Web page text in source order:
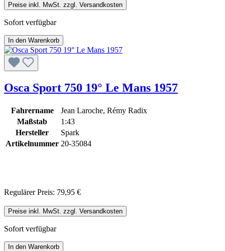
Preise inkl. MwSt. zzgl. Versandkosten
Sofort verfügbar
In den Warenkorb
Osca Sport 750 19° Le Mans 1957
Fahrername
Jean Laroche, Rémy Radix
Maßstab
1:43
Hersteller
Spark
Artikelnummer 20-35084
Regulärer Preis: 79,95 €
Preise inkl. MwSt. zzgl. Versandkosten
Sofort verfügbar
In den Warenkorb